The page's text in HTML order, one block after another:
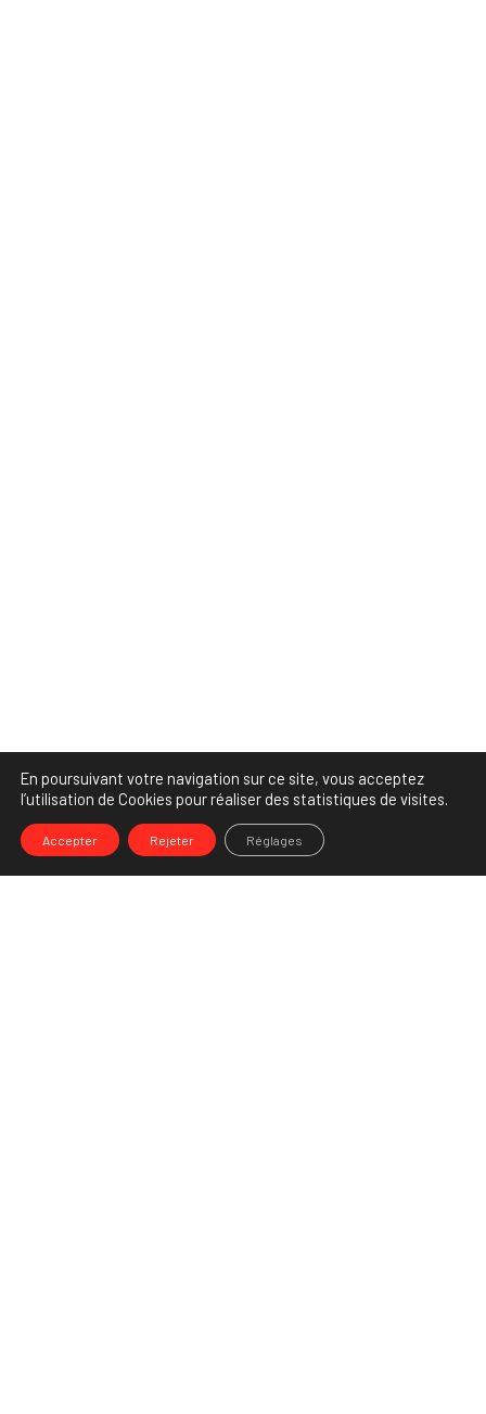
En poursuivant votre navigation sur ce site, vous acceptez
l’utilisation de Cookies pour réaliser des statistiques de visites.
Accepter Rejeter Réglages